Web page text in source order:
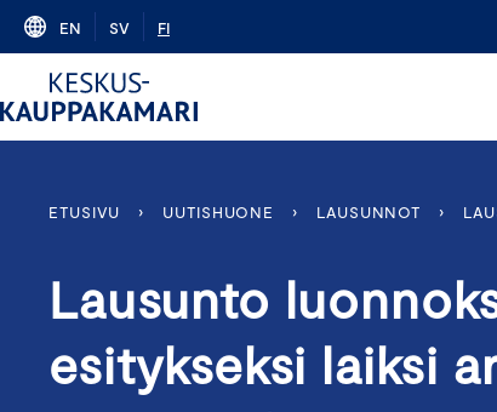
Skip
content
EN SV FI
ETUSIVU › UUTISHUONE › LAUSUNNOT ›
Lausunto
esitykseksi laiksi